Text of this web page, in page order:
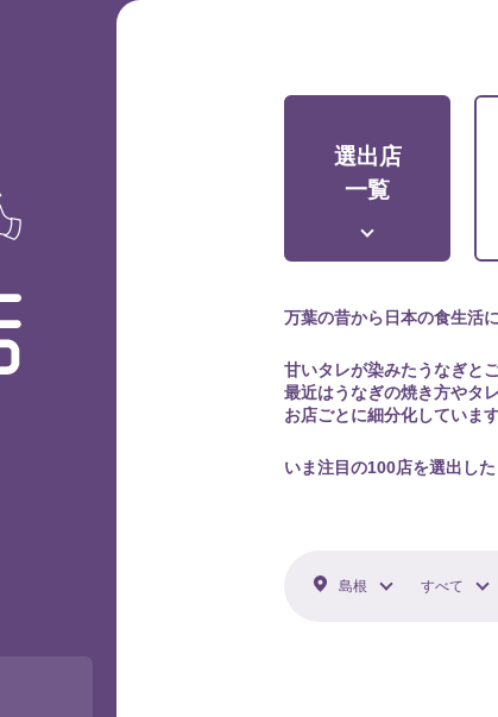
選出店
一覧
万葉の昔から日本の食生活
甘いタレが染みたうなぎと
最近はうなぎの焼き方やタ
お店ごとに細分化しています
いま注目の100店を選出し
島根 すべて